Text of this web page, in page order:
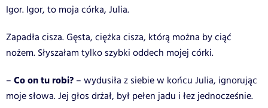
Igor. Igor, to moja córka, Julia.
Zapadła cisza. Gęsta, ciężka cisza, którą można by ciąć
nożem. Słyszałam tylko szybki oddech mojej córki.
– Co on tu robi? – wydusiła z siebie w końcu Julia, ignorując
moje słowa. Jej głos drżał, był pełen jadu i łez jednocześnie.